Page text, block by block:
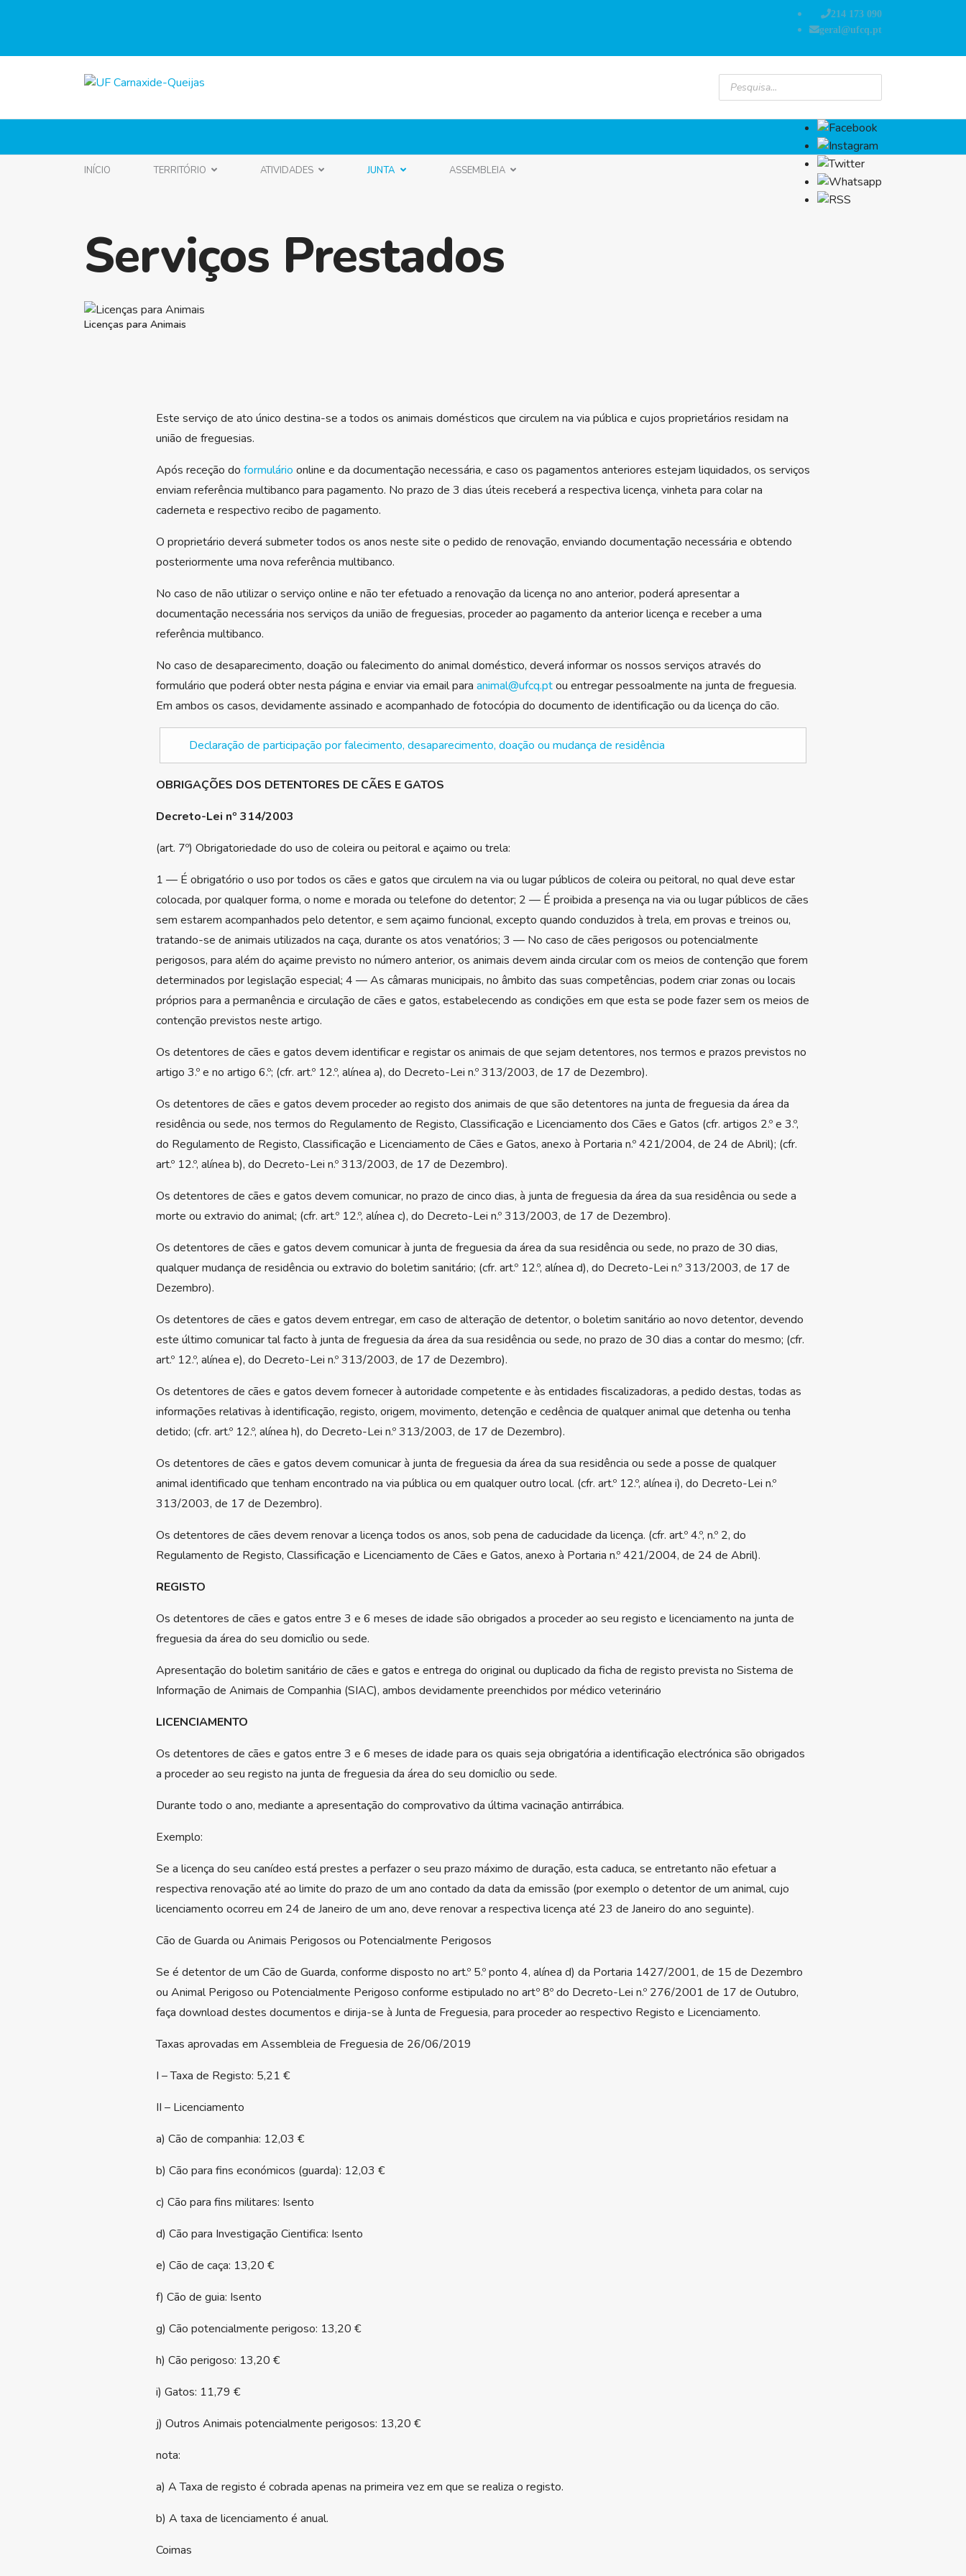
214 173 090
geral@ufcq.pt
INÍCIO TERRITÓRIO ATIVIDADES JUNTA ASSEMBLEIA
Serviços Prestados
Licenças para Animais
Este serviço de ato único destina-se a todos os animais domésticos que circulem na via pública e cujos proprietários residam na
união de freguesias.
Após receção do formulário online e da documentação necessária, e caso os pagamentos anteriores estejam liquidados, os serviços
enviam referência multibanco para pagamento. No prazo de 3 dias úteis receberá a respectiva licença, vinheta para colar na
caderneta e respectivo recibo de pagamento.
O proprietário deverá submeter todos os anos neste site o pedido de renovação, enviando documentação necessária e obtendo
posteriormente uma nova referência multibanco.
No caso de não utilizar o serviço online e não ter efetuado a renovação da licença no ano anterior, poderá apresentar a
documentação necessária nos serviços da união de freguesias, proceder ao pagamento da anterior licença e receber a uma
referência multibanco.
No caso de desaparecimento, doação ou falecimento do animal doméstico, deverá informar os nossos serviços através do
formulário que poderá obter nesta página e enviar via email para animal@ufcq.ptou entregar pessoalmente na junta de freguesia.
Em ambos os casos, devidamente assinado e acompanhado de fotocópia do documento de identificação ou da licença do cão.
Declaração de participação por falecimento, desaparecimento, doação ou mudança de residência
OBRIGAÇÕES DOS DETENTORES DE CÃES E GATOS
Decreto-Lei nº 314/2003
(art. 7º) Obrigatoriedade do uso de coleira ou peitoral e açaimo ou trela:
1 — É obrigatório o uso por todos os cães e gatos que circulem na via ou lugar públicos de coleira ou peitoral, no qual deve estar
colocada, por qualquer forma, o nome e morada ou telefone do detentor; 2 — É proibida a presença na via ou lugar públicos de cães
sem estarem acompanhados pelo detentor, e sem açaimo funcional, excepto quando conduzidos à trela, em provas e treinos ou,
tratando-se de animais utilizados na caça, durante os atos venatórios; 3 — No caso de cães perigosos ou potencialmente
perigosos, para além do açaime previsto no número anterior, os animais devem ainda circular com os meios de contenção que forem
determinados por legislação especial; 4 — As câmaras municipais, no âmbito das suas competências, podem criar zonas ou locais
próprios para a permanência e circulação de cães e gatos, estabelecendo as condições em que esta se pode fazer sem os meios de
contenção previstos neste artigo.
Os detentores de cães e gatos devem identificar e registar os animais de que sejam detentores, nos termos e prazos previstos no
artigo 3.º e no artigo 6.º; (cfr. art.º 12.º, alínea a), do Decreto-Lei n.º 313/2003, de 17 de Dezembro).
Os detentores de cães e gatos devem proceder ao registo dos animais de que são detentores na junta de freguesia da área da
residência ou sede, nos termos do Regulamento de Registo, Classificação e Licenciamento dos Cães e Gatos (cfr. artigos 2.º e 3.º,
do Regulamento de Registo, Classificação e Licenciamento de Cães e Gatos, anexo à Portaria n.º 421/2004, de 24 de Abril); (cfr.
art.º 12.º, alínea b), do Decreto-Lei n.º 313/2003, de 17 de Dezembro).
Os detentores de cães e gatos devem comunicar, no prazo de cinco dias, à junta de freguesia da área da sua residência ou sede a
morte ou extravio do animal; (cfr. art.º 12.º, alínea c), do Decreto-Lei n.º 313/2003, de 17 de Dezembro).
Os detentores de cães e gatos devem comunicar à junta de freguesia da área da sua residência ou sede, no prazo de 30 dias,
qualquer mudança de residência ou extravio do boletim sanitário; (cfr. art.º 12.º, alínea d), do Decreto-Lei n.º 313/2003, de 17 de
Dezembro).
Os detentores de cães e gatos devem entregar, em caso de alteração de detentor, o boletim sanitário ao novo detentor, devendo
este último comunicar tal facto à junta de freguesia da área da sua residência ou sede, no prazo de 30 dias a contar do mesmo; (cfr.
art.º 12.º, alínea e), do Decreto-Lei n.º 313/2003, de 17 de Dezembro).
Os detentores de cães e gatos devem fornecer à autoridade competente e às entidades fiscalizadoras, a pedido destas, todas as
informações relativas à identificação, registo, origem, movimento, detenção e cedência de qualquer animal que detenha ou tenha
detido; (cfr. art.º 12.º, alínea h), do Decreto-Lei n.º 313/2003, de 17 de Dezembro).
Os detentores de cães e gatos devem comunicar à junta de freguesia da área da sua residência ou sede a posse de qualquer
animal identificado que tenham encontrado na via pública ou em qualquer outro local. (cfr. art.º 12.º, alínea i), do Decreto-Lei n.º
313/2003, de 17 de Dezembro).
Os detentores de cães devem renovar a licença todos os anos, sob pena de caducidade da licença. (cfr. art.º 4.º, n.º 2, do
Regulamento de Registo, Classificação e Licenciamento de Cães e Gatos, anexo à Portaria n.º 421/2004, de 24 de Abril).
REGISTO
Os detentores de cães e gatos entre 3 e 6 meses de idade são obrigados a proceder ao seu registo e licenciamento na junta de
freguesia da área do seu domicílio ou sede.
Apresentação do boletim sanitário de cães e gatos e entrega do original ou duplicado da ficha de registo prevista no Sistema de
Informação de Animais de Companhia (SIAC), ambos devidamente preenchidos por médico veterinário
LICENCIAMENTO
Os detentores de cães e gatos entre 3 e 6 meses de idade para os quais seja obrigatória a identificação electrónica são obrigados
a proceder ao seu registo na junta de freguesia da área do seu domicílio ou sede.
Durante todo o ano, mediante a apresentação do comprovativo da última vacinação antirrábica.
Exemplo:
Se a licença do seu canídeo está prestes a perfazer o seu prazo máximo de duração, esta caduca, se entretanto não efetuar a
respectiva renovação até ao limite do prazo de um ano contado da data da emissão (por exemplo o detentor de um animal, cujo
licenciamento ocorreu em 24 de Janeiro de um ano, deve renovar a respectiva licença até 23 de Janeiro do ano seguinte).
Cão de Guarda ou Animais Perigosos ou Potencialmente Perigosos
Se é detentor de um Cão de Guarda, conforme disposto no art.º 5.º ponto 4, alínea d) da Portaria 1427/2001, de 15 de Dezembro
ou Animal Perigoso ou Potencialmente Perigoso conforme estipulado no artº 8º do Decreto-Lei n.º 276/2001 de 17 de Outubro,
faça download destes documentos e dirija-se à Junta de Freguesia, para proceder ao respectivo Registo e Licenciamento.
Taxas aprovadas em Assembleia de Freguesia de 26/06/2019
I – Taxa de Registo: 5,21 €
II – Licenciamento
a) Cão de companhia: 12,03 €
b) Cão para fins económicos (guarda): 12,03 €
c) Cão para fins militares: Isento
d) Cão para Investigação Cientifica: Isento
e) Cão de caça: 13,20 €
f) Cão de guia: Isento
g) Cão potencialmente perigoso: 13,20 €
h) Cão perigoso: 13,20 €
i) Gatos: 11,79 €
j) Outros Animais potencialmente perigosos: 13,20 €
nota:
a) A Taxa de registo é cobrada apenas na primeira vez em que se realiza o registo.
b) A taxa de licenciamento é anual.
Coimas